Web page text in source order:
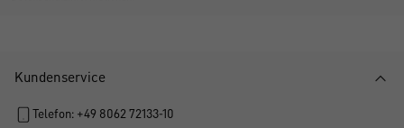
Kundenservice
Telefon: +49 8062 72133-10